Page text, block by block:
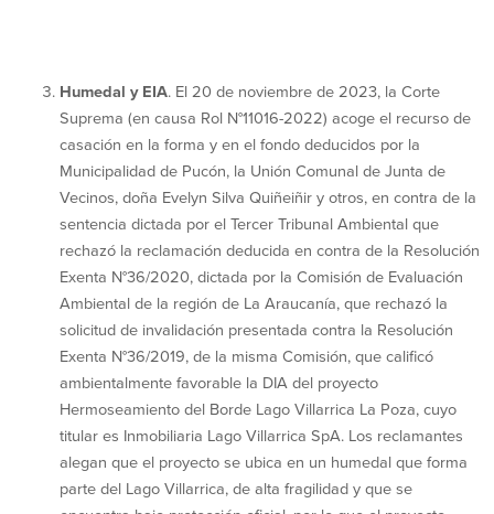
Humedal y EIA. El 20 de noviembre de 2023, la Corte
Suprema (en causa Rol N°11016-2022) acoge el recurso de
casación en la forma y en el fondo deducidos por la
Municipalidad de Pucón, la Unión Comunal de Junta de
Vecinos, doña Evelyn Silva Quiñeiñir y otros, en contra de la
sentencia dictada por el Tercer Tribunal Ambiental que
rechazó la reclamación deducida en contra de la Resolución
Exenta N°36/2020, dictada por la Comisión de Evaluación
Ambiental de la región de La Araucanía, que rechazó la
solicitud de invalidación presentada contra la Resolución
Exenta N°36/2019, de la misma Comisión, que calificó
ambientalmente favorable la DIA del proyecto
Hermoseamiento del Borde Lago Villarrica La Poza, cuyo
titular es Inmobiliaria Lago Villarrica SpA. Los reclamantes
alegan que el proyecto se ubica en un humedal que forma
parte del Lago Villarrica, de alta fragilidad y que se